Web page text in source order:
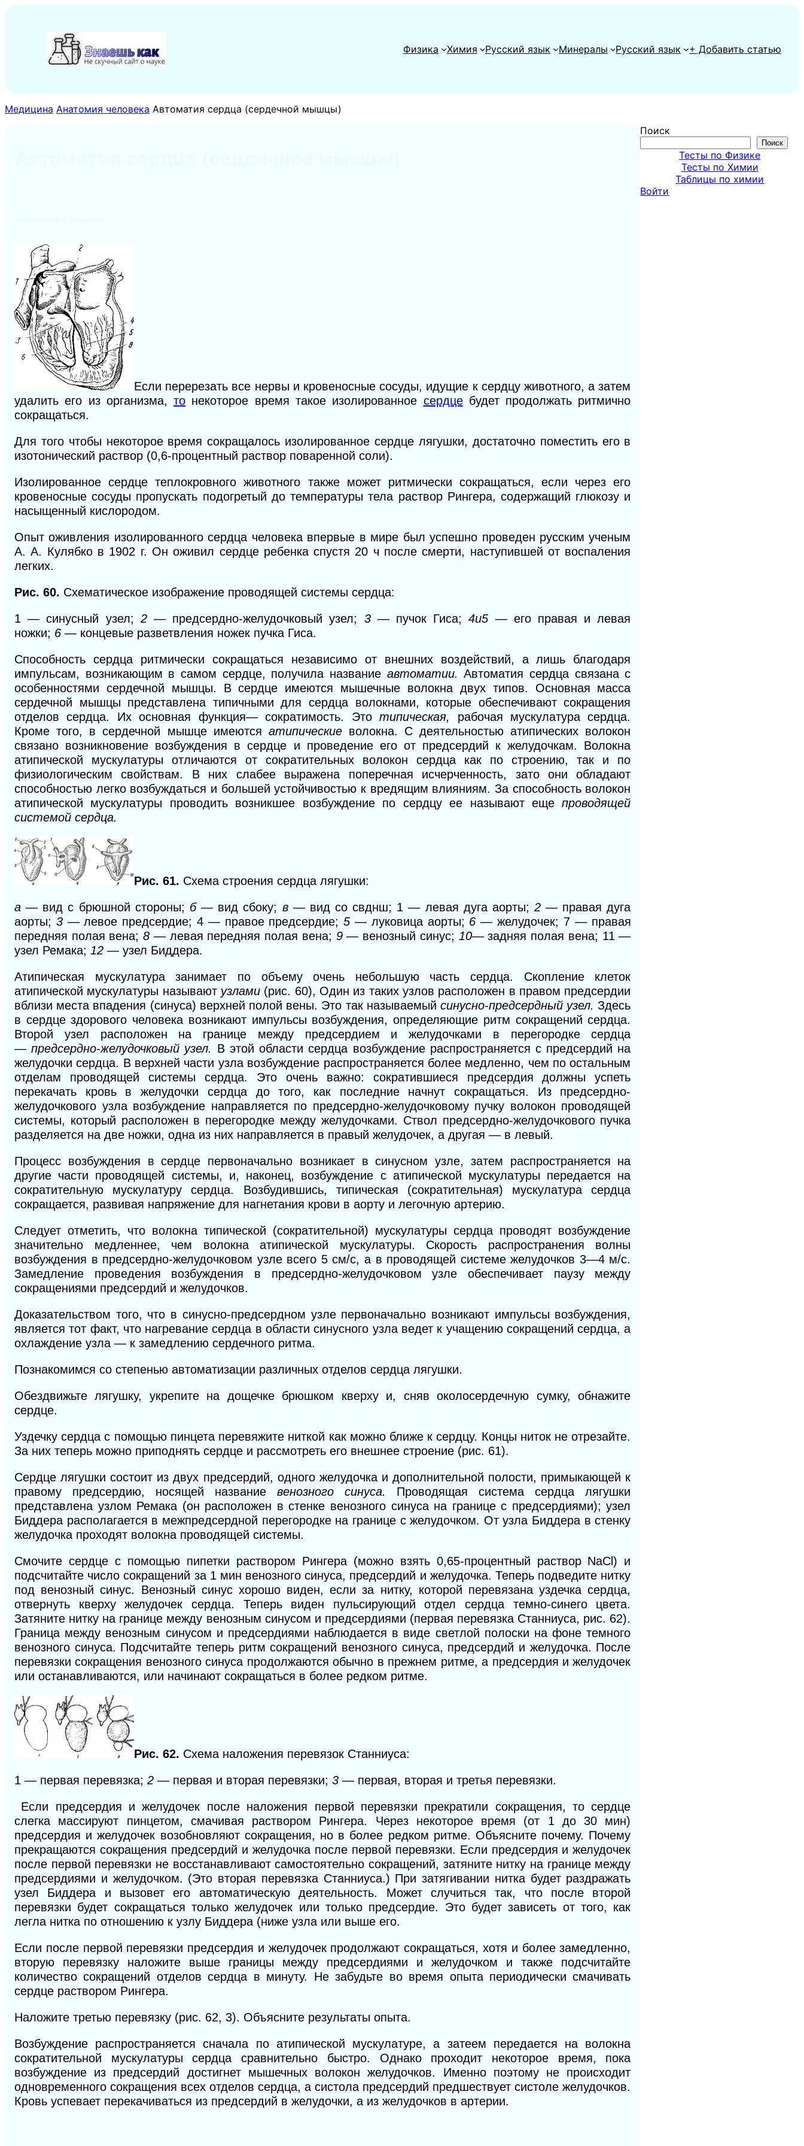
содержимому
Физика
Химия Русский язык Минералы Русский язык + Добавить статью
Медицина Анатомия человека Автоматия сердца (сердечной мышцы)
Если перерезать все нервы и кровеносные сосуды, идущие к сердцу животного, а затем
удалить его из организма,то некоторое время такое изолированное сердцебудет продолжать ритмично
сокращаться.
Для того чтобы некоторое время сокращалось изолированное сердце лягушки, достаточно поместить его в
изотонический раствор (0,6-процентный раствор поваренной соли).
Изолированное сердце теплокровного животного также может ритмически сокращаться, если через его
кровеносные сосуды пропускать подогретый до температуры тела раствор Рингера, содержащий глюкозу и
насыщенный кислородом.
Опыт оживления изолированного сердца человека впервые в мире был успешно проведен русским ученым
А. А. Кулябко в 1902 г. Он оживил сердце ребенка спустя 20 ч после смерти, наступившей от воспаления
легких.
Рис. 60. Схематическое изображение проводящей системы сердца:
1 — синусный узел; 2— предсердно-желудочковый узел; 3 — пучок Гиса;4и5 — его правая и левая
ножки; 6 — концевые разветвления ножек пучка Гиса.
Способность сердца ритмически сокращаться независимо от внешних воздействий, а лишь благодаря
импульсам, возникающим в самом сердце, получила название автоматии.Автоматия сердца связана с
особенностями сердечной мышцы. В сердце имеются мышечные волокна двух типов. Основная масса
сердечной мышцы представлена типичными для сердца волокнами, которые обеспечивают сокращения
отделов сердца. Их основная функция— сократимость. Этотипическая, рабочая мускулатура сердца.
Кроме того, в сердечной мышце имеются атипические волокна. С деятельностью атипических волокон
связано возникновение возбуждения в сердце и проведение его от предсердий к желудочкам. Волокна
атипической мускулатуры отличаются от сократительных волокон сердца как по строению, так и по
физиологическим свойствам. В них слабее выражена поперечная исчерченность, зато они обладают
способностью легко возбуждаться и большей устойчивостью к вредящим влияниям. За способность волокон
атипической мускулатуры проводить возникшее возбуждение по сердцу ее называют ещепроводящей
системой сердца.
Рис. 61. Схема строения сердца лягушки:
а— видс брюшной стороны; б— вид сбоку; в — вид со свднш; 1 — левая дуга аорты;2 — правая дуга
аорты; 3 — левое предсердие;4 — правое предсердие;5 — луковица аорты; 6— желудочек; 7 — правая
передняя полая вена;8 — левая передняя полая вена; 9 — венозный синус; 10— задняя полая вена; 11 —
узел Ремака; 12 — узел Биддера.
Атипическая мускулатура занимает по объему очень небольшую часть сердца. Скопление клеток
атипической мускулатуры называют узлами (рис. 60), Один из таких узлов расположен в правом предсердии
вблизи места впадения (синуса) верхней полой вены. Это так называемыйсинусно-предсердный узел.Здесь
в сердце здорового человека возникают импульсы возбуждения, определяющие ритм сокращений сердца.
Второй узел расположен на границе между предсердием и желудочками в перегородке сердца
—предсердно-желудочковый узел. В этой области сердца возбуждение распространяется с предсердий на
желудочки сердца. В верхней части узла возбуждение распространяется более медленно, чем по остальным
отделам проводящей системы сердца. Это очень важно: сократившиеся предсердия должны успеть
перекачать кровь в желудочки сердца до того, как последние начнут сокращаться. Из предсердно-
желудочкового узла возбуждение направляется по предсердно-желудочковому пучку волокон проводящей
системы, который расположен в перегородке между желудочками. Ствол предсердно-желудочкового пучка
разделяется на две ножки, одна из них направляется в правый желудочек, а другая — в левый.
Процесс возбуждения в сердце первоначально возникает в синусном узле, затем распространяется на
другие части проводящей системы, и, наконец, возбуждение с атипической мускулатуры передается на
сократительную мускулатуру сердца. Возбудившись, типическая (сократительная) мускулатура сердца
сокращается, развивая напряжение для нагнетания крови в аорту и легочную артерию.
Следует отметить, что волокна типической (сократительной) мускулатуры сердца проводят возбуждение
значительно медленнее, чем волокна атипической мускулатуры. Скорость распространения волны
возбуждения в предсердно-желудочковом узле всего 5 см/с, а в проводящей системе желудочков 3—4 м/с.
Замедление проведения возбуждения в предсердно-желудочковом узле обеспечивает паузу между
сокращениями предсердий и желудочков.
Доказательством того, что в синусно-предсердном узле первоначально возникают импульсы возбуждения,
является тот факт, что нагревание сердца в области синусного узла ведет к учащению сокращений сердца, а
охлаждение узла — к замедлению сердечного ритма.
Познакомимся со степенью автоматизации различных отделов сердца лягушки.
Обездвижьте лягушку, укрепите на дощечке брюшком кверху и, сняв околосердечную сумку, обнажите
сердце.
Уздечку сердца с помощью пинцета перевяжите ниткой как можно ближе к сердцу. Концы ниток не отрезайте.
За них теперь можно приподнять сердце и рассмотреть его внешнее строение (рис. 61).
Сердце лягушки состоит из двух предсердий, одного желудочка и дополнительной полости, примыкающей к
правому предсердию, носящей названиевенозногосинуса.
Проводящая система сердца лягушки
представлена узлом Ремака (он расположен в стенке венозного синуса на границе с предсердиями); узел
Биддера располагается в межпредсердной перегородке на границе с желудочком. От узла Биддера в стенку
желудочка проходят волокна проводящей системы.
Смочите сердце с помощью пипетки раствором Рингера (можно взять 0,65-процентный раствор NaCl) и
подсчитайте число сокращений за 1 мин венозного синуса, предсердий и желудочка. Теперь подведите нитку
под венозный синус. Венозный синус хорошо виден, если за нитку, которой перевязана уздечка сердца,
отвернуть кверху желудочек сердца. Теперь виден пульсирующий отдел сердца темно-синего цвета.
Затяните нитку на границе между венозным синусом и предсердиями (первая перевязка Станниуса, рис. 62).
Граница между венозным синусом и предсердиями наблюдается в виде светлой полоски на фоне темного
венозного синуса. Подсчитайте теперь ритм сокращений венозного синуса, предсердий и желудочка. После
перевязки сокращения венозного синуса продолжаются обычно в прежнем ритме, а предсердия и желудочек
или останавливаются, или начинают сокращаться в более редком ритме.
Рис. 62. Схема наложения перевязок Станниуса:
1 — первая перевязка; 2 — первая и вторая перевязки; 3 — первая, вторая и третья перевязки.
Если предсердия и желудочек после наложения первой перевязки прекратили сокращения, то сердце
слегка массируют пинцетом, смачивая раствором Рингера. Через некоторое время (от 1 до 30 мин)
предсердия и желудочек возобновляют сокращения, но в более редком ритме. Объясните почему. Почему
прекращаются сокращения предсердий и желудочка после первой перевязки. Если предсердия и желудочек
после первой перевязки не восстанавливают самостоятельно сокращений, затяните нитку на границе между
предсердиями и желудочком. (Это вторая перевязка Станниуса.) При затягивании нитка будет раздражать
узел Биддера и вызовет его автоматическую деятельность. Может случиться так, что после второй
перевязки будет сокращаться только желудочек или только предсердие. Это будет зависеть от того, как
легла нитка по отношению к узлу Биддера (ниже узла или выше его.
Если после первой перевязки предсердия и желудочек продолжают сокращаться, хотя и более замедленно,
вторую перевязку наложите выше границы между предсердиями и желудочком и также подсчитайте
количество сокращений отделов сердца в минуту. Не забудьте во время опыта периодически смачивать
сердце раствором Рингера.
Наложите третью перевязку (рис. 62, 3). Объясните результаты опыта.
Возбуждение распространяется сначала по атипической мускулатуре, а затеем передается на волокна
сократительной мускулатуры сердца сравнительно быстро. Однако проходит некоторое время, пока
возбуждение из предсердий достигнет мышечных волокон желудочков. Именно поэтому не происходит
одновременного сокращения всех отделов сердца, а систола предсердий предшествует систоле желудочков.
Кровь успевает перекачиваться из предсердий в желудочки, а из желудочков в артерии.
Поиск
Поиск
Тесты по Физике
Тесты по Химии
Таблицы по химии
Войти